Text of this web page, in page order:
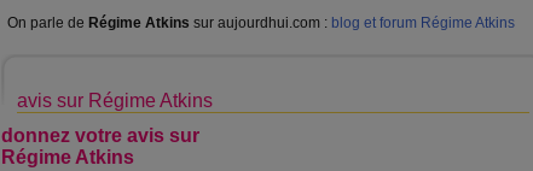
On parle de Régime Atkins sur aujourdhui.com : blog et forum Régime Atkins
avis sur Régime Atkins
donnez votre avis sur
Régime Atkins